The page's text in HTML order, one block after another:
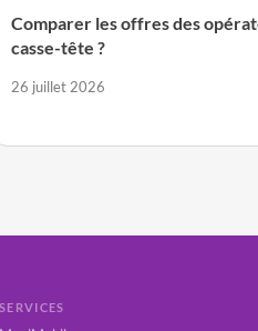
Comparer les offres des
casse-tête ?
26 juillet 2026
SERVICES